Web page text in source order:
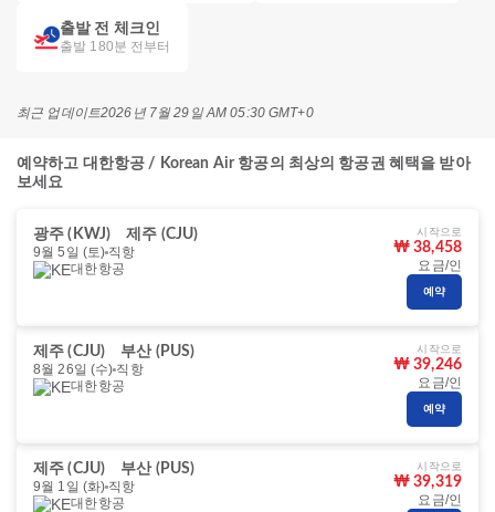
출발 전 체크인
출발 180분 전부터
최근 업데이트2026년 7월 29일 AM 05:30 GMT+0
예약하고 대한항공 / Korean Air 항공의 최상의 항공권 혜택을 받아
보세요
광주 (KWJ)
제주 (CJU)
9월 5일 (토) 직항
대한항공
시작으로
₩ 38,458
요금/인
예약
제주 (CJU)
부산 (PUS)
8월 26일 (수) 직항
대한항공
시작으로
₩ 39,246
요금/인
예약
제주 (CJU)
부산 (PUS)
9월 1일 (화) 직항
대한항공
시작으로
₩ 39,319
요금/인